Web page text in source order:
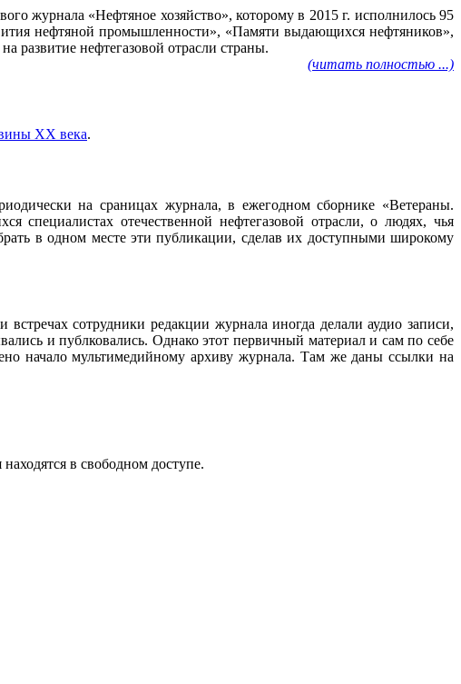
журнала «Нефтяное хозяйство», которому в 2015 г. исполнилось 95
нефтяной промышленности», «Памяти выдающихся нефтяников»,
развитие нефтегазовой отрасли страны.
(читать полностью ...)
ХХ века.
на сраницах журнала, в ежегодном сборнике «Ветераны.
специалистах отечественной нефтегазовой отрасли, о людях, чья
в одном месте эти публикации, сделав их доступными широкому
сотрудники редакции журнала иногда делали аудио записи,
и публковались. Однако этот первичный материал и сам по себе
начало мультимедийному архиву журнала. Там же даны ссылки на
в свободном доступе.